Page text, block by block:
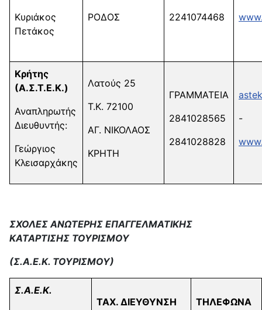
Κυριάκος
Πετάκος
ΡΟΔΟΣ
2241074468
Κρήτης
(Α.Σ.Τ.Ε.Κ.)
Αναπληρωτής
Διευθυντής:
Γεώργιος
Κλεισαρχάκης
Λατούς 25
Τ.Κ. 72100
ΑΓ. ΝΙΚΟΛΑΟΣ
ΚΡΗΤΗ
ΓΡΑΜΜΑΤΕΙΑ
2841028565
2841028828
-
ΣΧΟΛΕΣ ΑΝΩΤΕΡΗΣ ΕΠΑΓΓΕΛΜΑΤΙΚΗΣ
ΚΑΤΑΡΤΙΣΗΣ ΤΟΥΡΙΣΜΟΥ
(Σ.Α.Ε.Κ. ΤΟΥΡΙΣΜΟΥ)
Σ.Α.Ε.Κ.
ΤΑΧ. ΔΙΕΥΘΥΝΣΗ ΤΗΛΕΦΩΝΑ